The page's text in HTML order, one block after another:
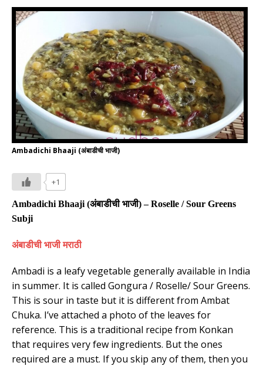
Ambadichi Bhaaji (अंबाडीची भाजी)
+1
Ambadichi Bhaaji (अंबाडीची भाजी) – Roselle / Sour Greens
Subji
अंबाडीची भाजी मराठी
Ambadi is a leafy vegetable generally available in India
in summer. It is called Gongura / Roselle/ Sour Greens.
This is sour in taste but it is different from Ambat
Chuka. I’ve attached a photo of the leaves for
reference. This is a traditional recipe from Konkan
that requires very few ingredients. But the ones
required are a must. If you skip any of them, then you